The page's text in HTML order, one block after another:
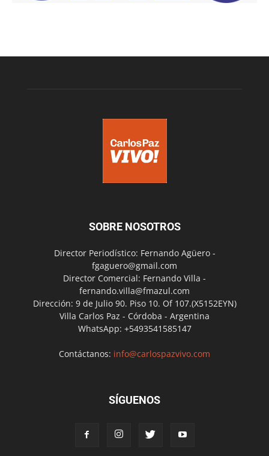
SOBRE NOSOTROS
Director Periodístico: Fernando Agüero -
fgaguero@gmail.com
Director Comercial: Fernando Villa -
fernando.villa@fmazul.com
Dirección: 9 de Julio 90. Piso 10. Of 107.(X5152EYN)
Villa Carlos Paz - Córdoba - Argentina
WhatsApp: +5493541585147
Contáctanos: info@carlospazvivo.com
SÍGUENOS